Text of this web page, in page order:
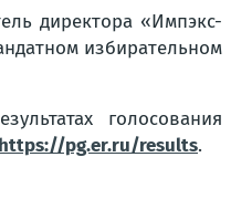
директора «Импэкс-
избирательном
голосования
https://pg.er.ru/results.